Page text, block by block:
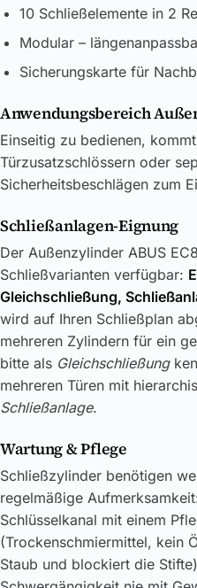
10 Schließelemente in 2
Modular –
Sicherungskarte für
Anwendungsbereich
Einseitig zu bedienen,
Türzusatzschlössern oder
Sicherheitsbeschlägen zum
Schließanlagen-Eignung
Der Außenzylinder ABUS
Schließvarianten verfügbar:
Gleichschließung,
wird auf Ihren Schließplan
mehreren Zylindern für ein
bitte als Gleichschließung
mehreren Türen mit
Schließanlage.
Wartung & Pflege
Schließzylinder benötigen
regelmäßige
Schlüsselkanal mit einem
(Trockenschmiermittel, kein
Staub und blockiert die